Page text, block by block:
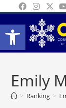
Abrir a
Emily
> Ranking >